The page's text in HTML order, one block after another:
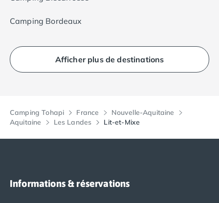
Camping Bordeaux
Afficher plus de destinations
Camping Tohapi France
Nouvelle-Aquitaine
Aquitaine
Les Landes Lit-et-Mixe
Informations & réservations